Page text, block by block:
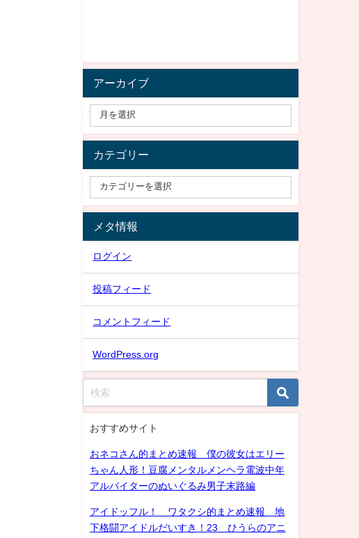
アーカイブ
カテゴリー
メタ情報
ログイン
投稿フィード
コメントフィード
WordPress.org
おすすめサイト
おネコさん的まとめ速報 僕の彼女はエリー
ちゃん人形！豆腐メンタルメンヘラ電波中年
アルバイターのぬいぐるみ男子末路編
アイドッフル！ ワタクシ的まとめ速報 地
下格闘アイドルだいすき！23 ひうらのアニ